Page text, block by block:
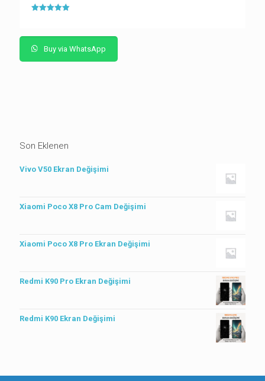
Buy via WhatsApp
Son Eklenen
Vivo V50 Ekran Değişimi
Xiaomi Poco X8 Pro Cam Değişimi
Xiaomi Poco X8 Pro Ekran Değişimi
Redmi K90 Pro Ekran Değişimi
Redmi K90 Ekran Değişimi